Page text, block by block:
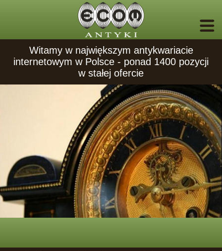
Witamy w największym antykwariacie
internetowym w Polsce - ponad 1400 pozycji
w stałej ofercie